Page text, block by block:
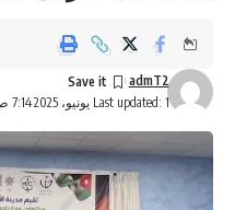
Last updated: 1 يونيو، 2025 7:14 ص
admT2